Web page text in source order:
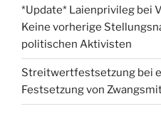
*Update* Laienprivileg bei
Keine vorherige
politischen Aktivisten
Streitwertfestsetzung bei
Festsetzung von